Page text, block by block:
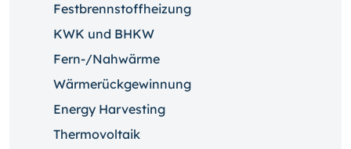
Festbrennstoffheizung
KWK und BHKW
Fern-/Nahwärme
Wärmerückgewinnung
Energy Harvesting
Thermovoltaik